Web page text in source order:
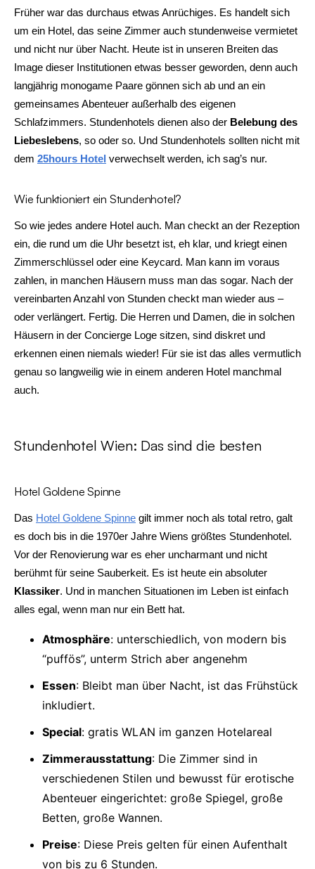
Früher war das durchaus etwas Anrüchiges. Es handelt sich
um ein Hotel, das seine Zimmer auch stundenweise vermietet
und nicht nur über Nacht. Heute ist in unseren Breiten das
Image dieser Institutionen etwas besser geworden, denn auch
langjährig monogame Paare gönnen sich ab und an ein
gemeinsames Abenteuer außerhalb des eigenen
Schlafzimmers. Stundenhotels dienen also der Belebung des
Liebeslebens, so oder so. Und Stundenhotels sollten nicht mit
dem 25hours Hotel verwechselt werden, ich sag’s nur.
Wie funktioniert ein Stundenhotel?
So wie jedes andere Hotel auch. Man checkt an der Rezeption
ein, die rund um die Uhr besetzt ist, eh klar, und kriegt einen
Zimmerschlüssel oder eine Keycard. Man kann im voraus
zahlen, in manchen Häusern muss man das sogar. Nach der
vereinbarten Anzahl von Stunden checkt man wieder aus –
oder verlängert. Fertig. Die Herren und Damen, die in solchen
Häusern in der Concierge Loge sitzen, sind diskret und
erkennen einen niemals wieder! Für sie ist das alles vermutlich
genau so langweilig wie in einem anderen Hotel manchmal
auch.
Stundenhotel Wien: Das sind die besten
Hotel Goldene Spinne
Das Hotel Goldene Spinne gilt immer noch als total retro, galt
es doch bis in die 1970er Jahre Wiens größtes Stundenhotel.
Vor der Renovierung war es eher uncharmant und nicht
berühmt für seine Sauberkeit. Es ist heute ein absoluter
Klassiker. Und in manchen Situationen im Leben ist einfach
alles egal, wenn man nur ein Bett hat.
Atmosphäre: unterschiedlich, von modern bis
“puffös”, unterm Strich aber angenehm
Essen: Bleibt man über Nacht, ist das Frühstück
inkludiert.
Special: gratis WLAN im ganzen Hotelareal
Zimmerausstattung: Die Zimmer sind in
verschiedenen Stilen und bewusst für erotische
Abenteuer eingerichtet: große Spiegel, große
Betten, große Wannen.
Preise: Diese Preis gelten für einen Aufenthalt
von bis zu 6 Stunden.